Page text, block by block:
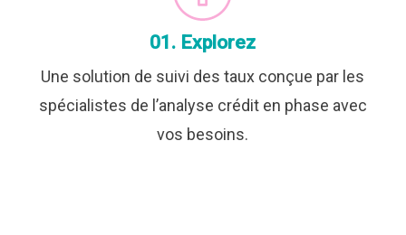
01. Explorez
Une solution de suivi des taux conçue par les
spécialistes de l’analyse crédit en phase avec
vos besoins.